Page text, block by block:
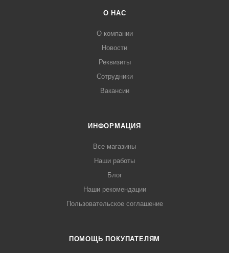
О НАС
О компании
Новости
Реквизиты
Сотрудники
Вакансии
ИНФОРМАЦИЯ
Все магазины
Наши работы
Блог
Наши рекомендации
Пользовательское соглашение
ПОМОЩЬ ПОКУПАТЕЛЯМ